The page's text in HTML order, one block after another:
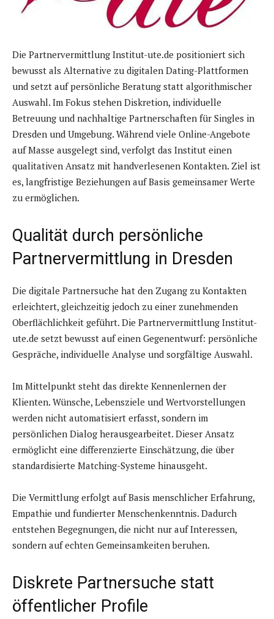
Die Partnervermittlung Institut-ute.de positioniert sich
bewusst als Alternative zu digitalen Dating-Plattformen
und setzt auf persönliche Beratung statt algorithmischer
Auswahl. Im Fokus stehen Diskretion, individuelle
Betreuung und nachhaltige Partnerschaften für Singles in
Dresden und Umgebung. Während viele Online-Angebote
auf Masse ausgelegt sind, verfolgt das Institut einen
qualitativen Ansatz mit handverlesenen Kontakten. Ziel ist
es, langfristige Beziehungen auf Basis gemeinsamer Werte
zu ermöglichen.
Qualität durch persönliche
Partnervermittlung in Dresden
Die digitale Partnersuche hat den Zugang zu Kontakten
erleichtert, gleichzeitig jedoch zu einer zunehmenden
Oberflächlichkeit geführt. Die Partnervermittlung Institut-
ute.de setzt bewusst auf einen Gegenentwurf: persönliche
Gespräche, individuelle Analyse und sorgfältige Auswahl.
Im Mittelpunkt steht das direkte Kennenlernen der
Klienten. Wünsche, Lebensziele und Wertvorstellungen
werden nicht automatisiert erfasst, sondern im
persönlichen Dialog herausgearbeitet. Dieser Ansatz
ermöglicht eine differenzierte Einschätzung, die über
standardisierte Matching-Systeme hinausgeht.
Die Vermittlung erfolgt auf Basis menschlicher Erfahrung,
Empathie und fundierter Menschenkenntnis. Dadurch
entstehen Begegnungen, die nicht nur auf Interessen,
sondern auf echten Gemeinsamkeiten beruhen.
Diskrete Partnersuche statt
öffentlicher Profile